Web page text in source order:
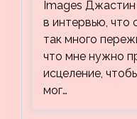
Images Джастин
в интервью, что
так много
что мне нужно
исцеление,
мог…